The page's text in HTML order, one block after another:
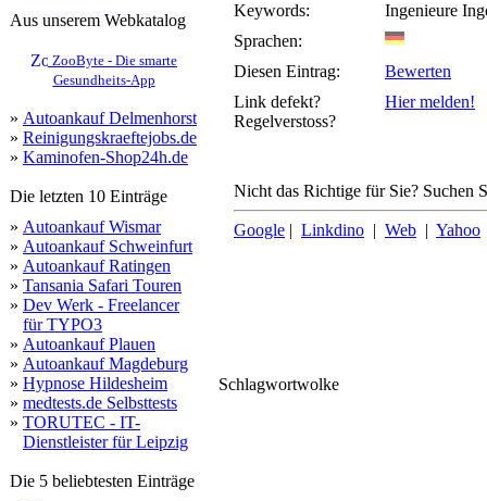
Aus unserem Webkatalog
ZooByte - Die smarte
Gesundheits-App
» Autoankauf Delmenhorst
» Reinigungskraeftejobs.de
» Kaminofen-Shop24h.de
Die letzten 10 Einträge
» Autoankauf Wismar
» Autoankauf Schweinfurt
» Autoankauf Ratingen
» Tansania Safari Touren
» Dev Werk - Freelancer
für TYPO3
» Autoankauf Plauen
» Autoankauf Magdeburg
» Hypnose Hildesheim
» medtests.de Selbsttests
» TORUTEC - IT-
Dienstleister für Leipzig
Die 5 beliebtesten Einträge
Keywords:
Ingenieure
Sprachen:
Diesen Eintrag:
Bewerten
Link defekt?
Regelverstoss?
Hier melden!
Nicht das Richtige für Sie? Suchen
Google | Linkdino | Web | Yahoo
Schlagwortwolke
ingenieure